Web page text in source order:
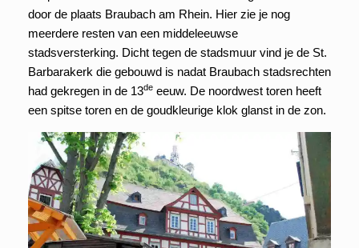
door de plaats Braubach am Rhein. Hier zie je nog
meerdere resten van een middeleeuwse
stadsversterking. Dicht tegen de stadsmuur vind je de St.
Barbarakerk die gebouwd is nadat Braubach stadsrechten
had gekregen in de 13de eeuw. De noordwest toren heeft
een spitse toren en de goudkleurige klok glanst in de zon.